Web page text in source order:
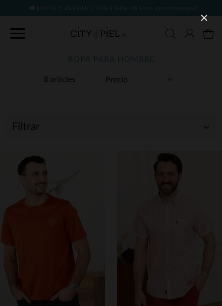
ENVÍO Y DEVOLUCIONES GRATIS (ver condiciones)
8 articles
ROPA PARA HOMBRE
Filtrar